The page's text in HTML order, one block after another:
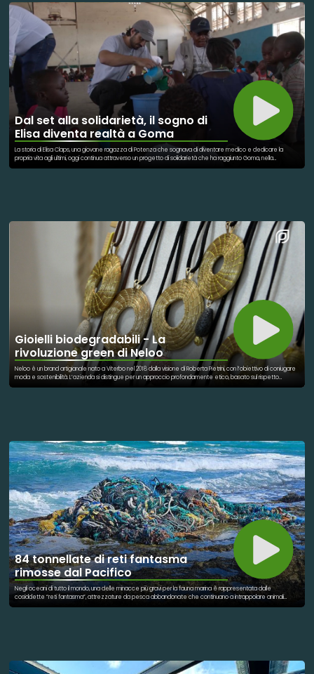
Dal set alla solidarietà, il sogno di
Elisa diventa realtà a Goma
La storia di Elisa Claps, una giovane ragazza di Potenza che sognava di diventare medico e dedicare la
propria vita agli ultimi, oggi continua attraverso un progetto di solidarietà che ha raggiunto Goma, nella
partecipato agli eventi legati al progetto e ha preso parte alla missione a Goma insieme a Gildo Claps e ai
volontari del VIS, entrando direttamente in contatto con la realtà dell’ambulatorio e delle comunità assistite.
L’iniziativa ha permesso di potenziare i servizi sanitari del dispensario medico del Centro Don Bosco Ngangi,
una struttura che offre cure, farmaci e assistenza a bambini, famiglie e persone costrette a vivere in
condizioni di grande fragilità a causa della crisi nell’est della Repubblica Democratica del Congo. Così, da una
storia segnata dal dolore nasce un luogo dedicato alla cura: il sogno di Elisa di aiutare gli altri continua a vivere
migliaia di chilometri lontano da casa, attraverso medici, volontari e persone che ogni giorno scelgono di
prendersi cura del prossimo.
Gioielli biodegradabili - La
rivoluzione green di Neloo
Neloo è un brand artigianale nato a Viterbo nel 2018 dalla visione di Roberta Pietrini, con l’obiettivo di coniugare
moda e sostenibilità. L’azienda si distingue per un approccio profondamente etico, basato sul rispetto
dell’ambiente, sull’economia circolare e sull’utilizzo di materiali naturali selezionati con cura. Al centro del
regolamentata dalla legislazione brasiliana per proteggere l’ecosistema e garantire condizioni di lavoro
etiche agli artigiani locali. Nel laboratorio di Neloo, questa fibra viene lavorata a mano con tecniche artigianali
che richiamano la tradizione sudamericana, trasformandosi in gioielli unici, anallergici ed ecologici. Ogni
creazione nasce da un processo attento e consapevole, dove manualità e innovazione si incontrano per
dare vita a prodotti sostenibili ma anche esteticamente raffinati. L’impegno di Neloo non si limita ai materiali:
l’intero ciclo produttivo è pensato per ridurre l’impronta ambientale, evitando sostanze chimiche e
privilegiando lavorazioni a basso consumo energetico. Questo approccio dimostra come sia possibile fare
impresa nel mondo della moda in modo etico, valorizzando allo stesso tempo l’artigianato e il rispetto per il
pianeta. Neloo rappresenta quindi un esempio concreto di sostenibilità applicata al design, dove ogni gioiello
racconta una storia fatta di natura, cultura e consapevolezza.
84 tonnellate di reti fantasma
rimosse dal Pacifico
Negli oceani di tutto il mondo, una delle minacce più gravi per la fauna marina è rappresentata dalle
cosiddette “reti fantasma”, attrezzature da pesca abbandonate che continuano a intrappolare animali
infatti, continuano a catturare pesci, tartarughe e altri animali, causando danni enormi agli ecosistemi. Interventi